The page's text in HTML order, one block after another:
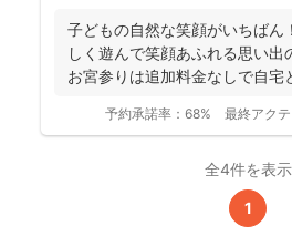
子どもの自然な笑顔がいちばん
しく遊んで笑顔あふれる思い出
お宮参りは追加料金なしで自宅
予約承諾率： 68% 最終アクテ
全4件を表示
1